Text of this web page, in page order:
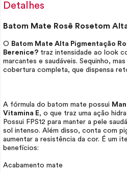
Detalhes
Batom Mate Rosê Rosetom
O Batom Mate Alta Pigmentação
Berenice? traz intensidade ao look
marcantes e saudáveis. Sequinho,
cobertura completa, que dispensa
A fórmula do batom mate possui
Vitamina E, o que traz uma ação
Possui FPS12 para manter a pele
sol intenso. Além disso, conta com
aumentar a resistência da cor. É um
benefícios:
Acabamento mate